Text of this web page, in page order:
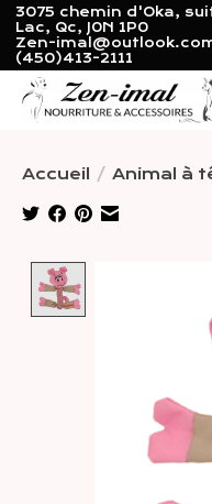
3075 chemin d'Oka,
Lac, Qc, J0N 1P0
Zen-
(450)413-2111
Accueil / Animal à